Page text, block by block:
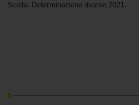
Scelta. Determinazione risorse 2021.